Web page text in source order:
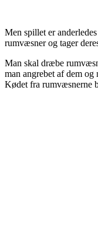
Men spillet er
rumvæsner og tager
Man skal dræbe
man angrebet af dem
Kødet fra rumvæsnerne